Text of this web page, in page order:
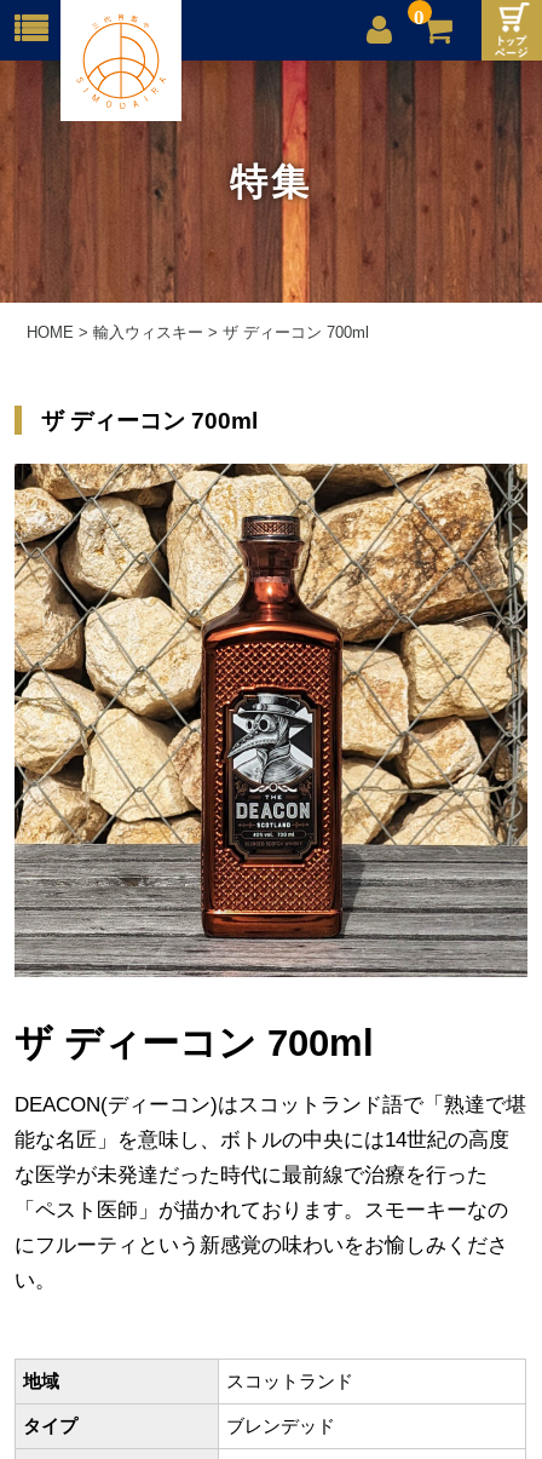
0
店舗案内
ご利用案内
送料
お問合せ
特集
HOME >輸入ウィスキー >ザ ディーコン 700ml
ザ ディーコン 700ml
ザ ディーコン 700ml
DEACON(ディーコン)はスコットランド語で「熟達で堪
能な名匠」を意味し、ボトルの中央には14世紀の高度
な医学が未発達だった時代に最前線で治療を行った
「ペスト医師」が描かれております。スモーキーなの
にフルーティという新感覚の味わいをお愉しみくださ
い。
地域 スコットランド
タイプ ブレンデッド